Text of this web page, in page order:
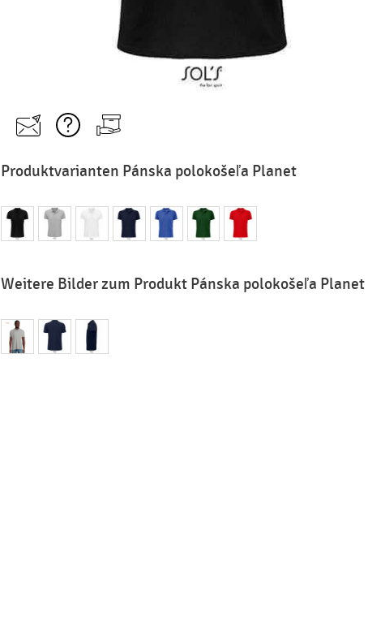
Produktvarianten Pánska polokošeľa Planet
Weitere Bilder zum Produkt Pánska polokošeľa Planet